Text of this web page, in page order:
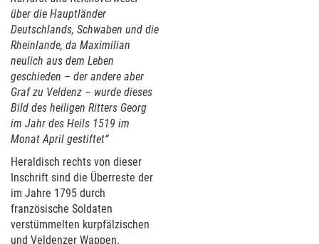
über die Hauptländer
Deutschlands, Schwaben und die
Rheinlande, da Maximilian
neulich aus dem Leben
geschieden – der andere aber
Graf zu Veldenz – wurde dieses
Bild des heiligen Ritters Georg
im Jahr des Heils 1519 im
Monat April gestiftet“
Heraldisch rechts von dieser
Inschrift sind die Überreste der
im Jahre 1795 durch
französische Soldaten
verstümmelten kurpfälzischen
und Veldenzer Wappen.